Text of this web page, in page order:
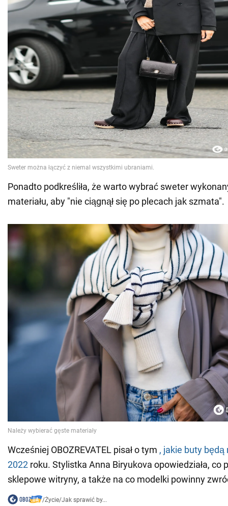
Ponadto podkreśliła, że warto wybrać sweter
materiału, aby "nie ciągnął się po plecach jak szmata".
Wcześniej OBOZREVATEL pisał o tym , jakie buty
2022 roku. Stylistka Anna Biryukova opowiedziała, co
sklepowe witryny, a także na co modelki powinny
/Życie/Jak sprawić by...